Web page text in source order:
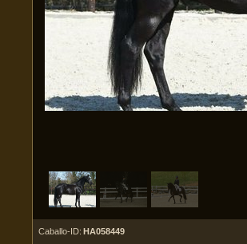
Caballo-ID: HA058449